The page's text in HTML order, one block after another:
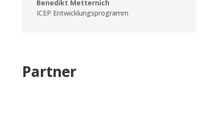
Benedikt Metternich
ICEP Entwicklungsprogramm
Partner